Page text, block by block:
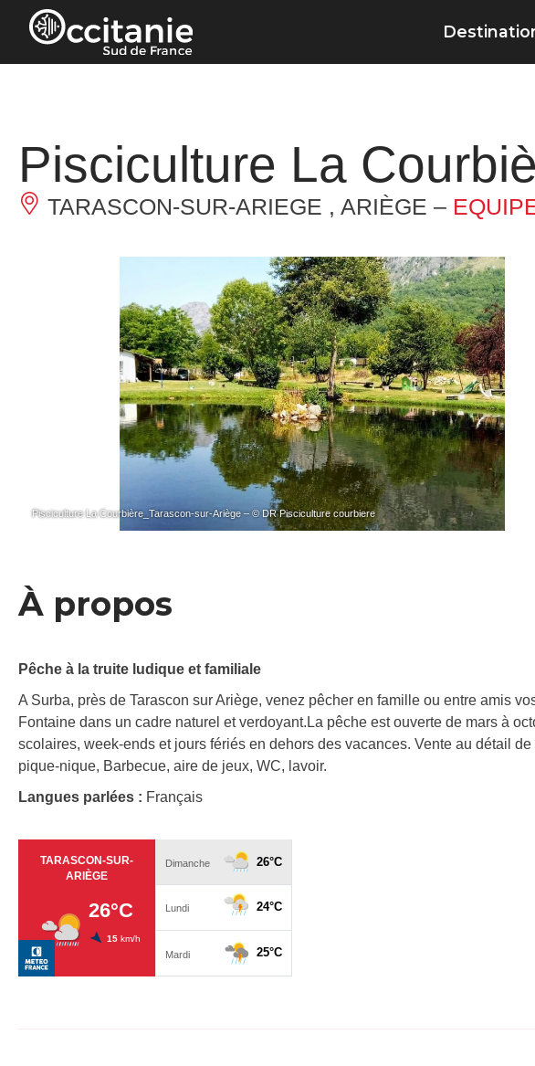
Panneau de gestion des cookies
Pisciculture La
TARASCON-SUR-ARIEGE , ARIÈGE –
Pisciculture La Courbière_Tarascon-sur-Ariège – © DR Pisciculture courbiere
À propos
Pêche à la truite ludique et familiale
A Surba, près de Tarascon sur Ariège, venez pêcher en famille ou entre amis
Fontaine dans un cadre naturel et verdoyant.La pêche est ouverte de mars à
scolaires, week-ends et jours fériés en dehors des vacances. Vente au détail
pique-nique, Barbecue, aire de jeux, WC, lavoir.
Langues parlées : Français